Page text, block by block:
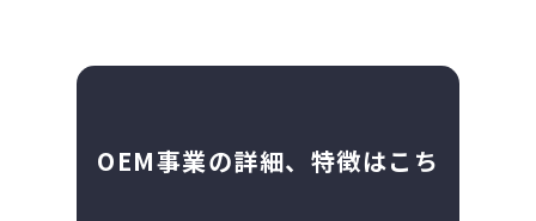
OEM事業の詳細、特徴はこち